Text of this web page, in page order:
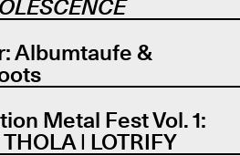
Albumtaufe &
Metal Fest Vol. 1:
| LOTRIFY